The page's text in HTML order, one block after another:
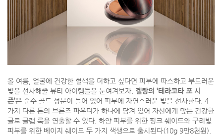
올 여름, 얼굴에 건강한 혈색을 더하고 싶다면 피부에 따스하고 부드러운
빛을 선사해줄 뷰티 아이템들을 눈여겨보자. 겔랑의 ‘테라코타 포 시
즌’은 순수 골드 성분이 들어 있어 피부에 자연스러운 빛을 선사한다. 4
가지 다른 톤의 브론즈 파우더가 하나에 담겨 있어 자신에게 맞는 건강한
글로 글램 룩을 연출할 수 있다. 하얀 피부를 위한 핑크 쉐이드와 구리빛
피부를 위한 베이지 쉐이드 두 가지 색생으로 출시된다(10g 9만8천원).